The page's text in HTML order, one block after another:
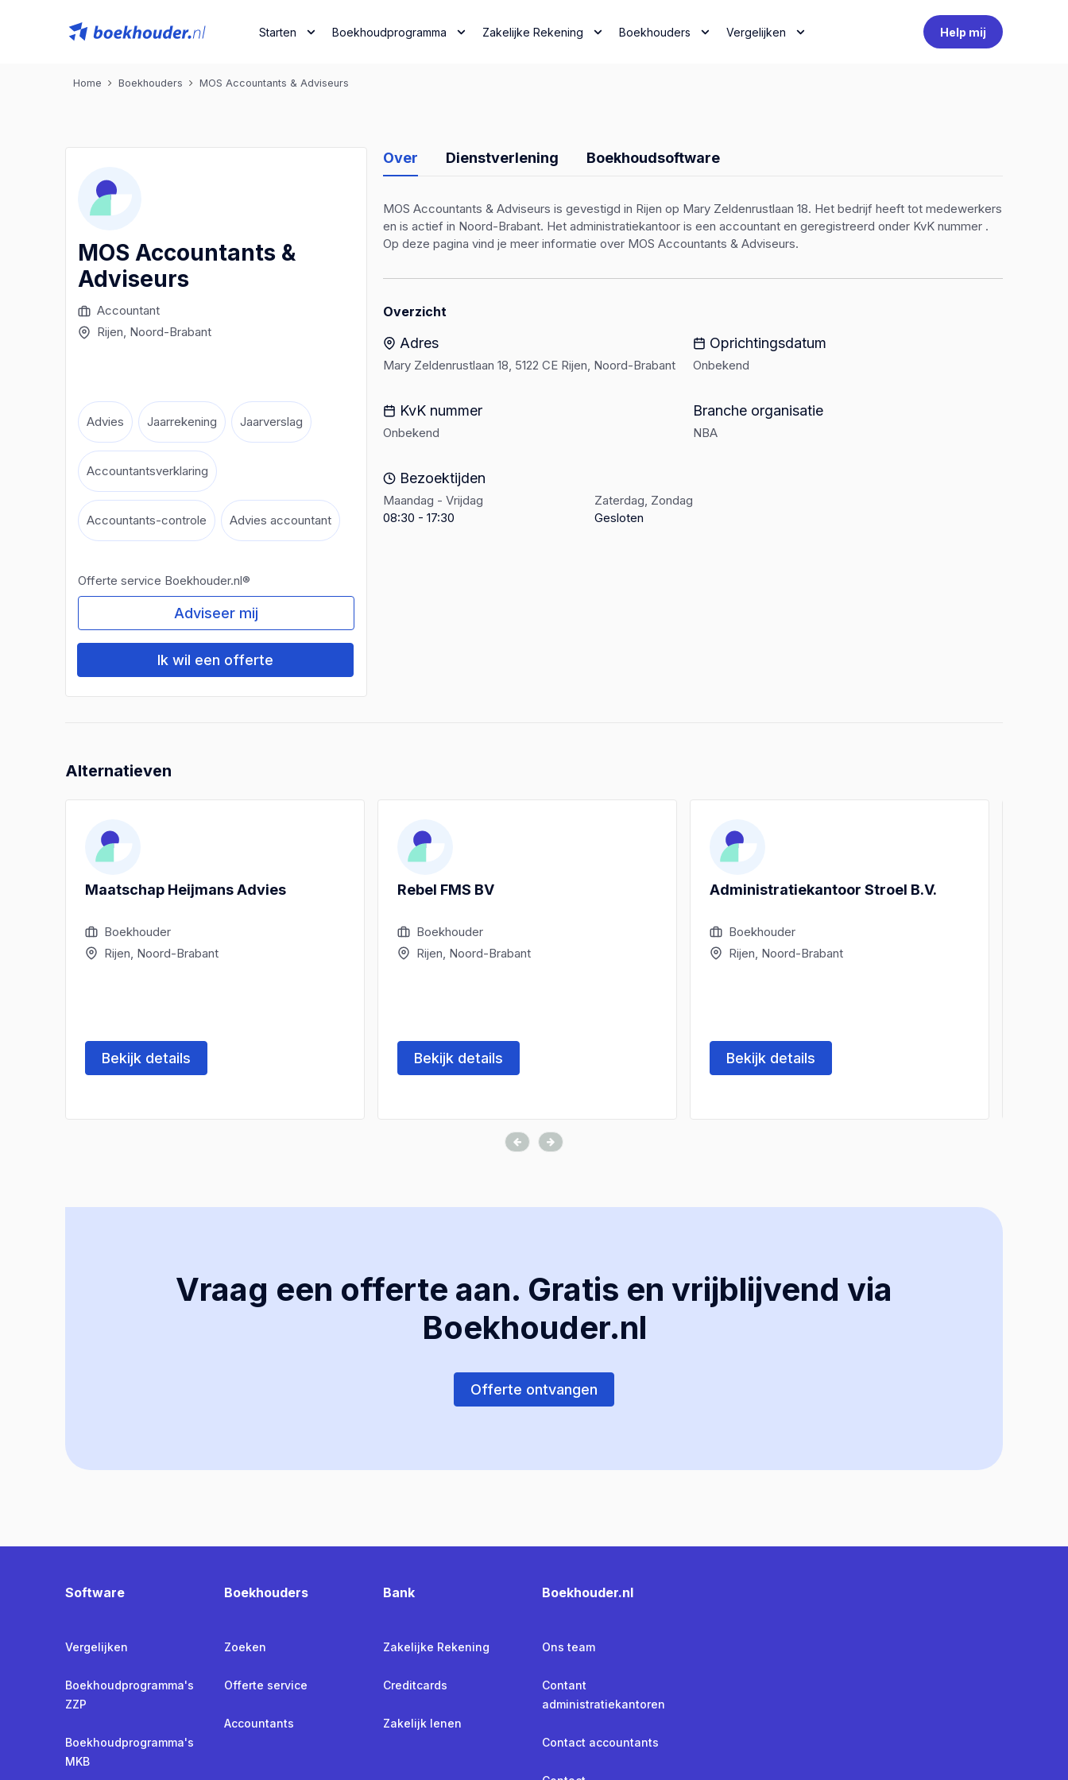
Starten Boekhoudprogramma Zakelijke Rekening Boekhouders Vergelijken Help mij
Home Boekhouders MOS Accountants & Adviseurs
MOS Accountants &
Adviseurs
Accountant
Rijen, Noord-Brabant
Advies Jaarrekening Jaarverslag
Accountantsverklaring
Accountants-controle Advies accountant
Offerte service Boekhouder.nl®
Adviseer mij
Ik wil een offerte
Over Dienstverlening Boekhoudsoftware
MOS Accountants & Adviseurs is gevestigd in Rijen op Mary Zeldenrustlaan 18. Het bedrijf heeft tot medewerkers
en is actief in Noord-Brabant. Het administratiekantoor is een accountant en geregistreerd onder KvK nummer .
Op deze pagina vind je meer informatie over MOS Accountants & Adviseurs.
Overzicht
Adres
Mary Zeldenrustlaan 18, 5122 CE Rijen, Noord-Brabant
Oprichtingsdatum
Onbekend
KvK nummer
Onbekend
Branche organisatie
NBA
Bezoektijden
Maandag - Vrijdag
08:30 - 17:30
Zaterdag, Zondag
Gesloten
Alternatieven
Maatschap Heijmans Advies
Boekhouder
Rijen, Noord-Brabant
Bekijk details
Rebel FMS BV
Boekhouder
Rijen, Noord-Brabant
Bekijk details
Administratiekantoor Stroel B.V.
Boekhouder
Rijen, Noord-Brabant
Bekijk details
Vraag een offerte aan. Gratis en vrijblijvend via
Boekhouder.nl
Offerte ontvangen
Software
Vergelijken
Boekhoudprogramma's
ZZP
Boekhoudprogramma's
MKB
Boekhouders
Zoeken
Offerte service
Accountants
Bank
Zakelijke Rekening
Creditcards
Zakelijk lenen
Boekhouder.nl
Ons team
Contant
administratiekantoren
Contact accountants